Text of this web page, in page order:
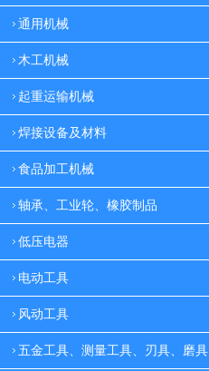
通用机械
木工机械
起重运输机械
焊接设备及材料
食品加工机械
轴承、工业轮、橡胶制品
低压电器
电动工具
风动工具
五金工具、测量工具、刃具、磨具